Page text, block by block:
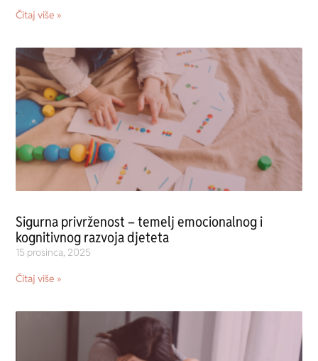
Čitaj više »
Sigurna privrženost – temelj emocionalnog i
kognitivnog razvoja djeteta
15 prosinca, 2025
Čitaj više »